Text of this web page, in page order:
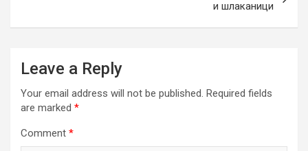
и шлаканици
Leave a Reply
Your email address will not be published. Required fields
are marked *
Comment *